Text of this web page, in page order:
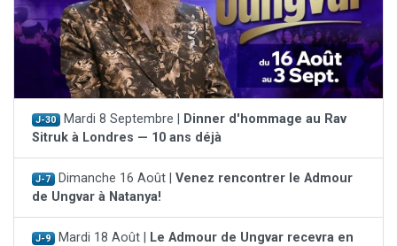
J-30 Mardi 8 Septembre |
Dinner d'hommage au Rav
Sitruk à Londres — 10 ans déjà
J-7 Dimanche 16 Août | Venez rencontrer le Admour
de Ungvar à Natanya!
J-9 Mardi 18 Août |
Le Admour de Ungvar recevra en